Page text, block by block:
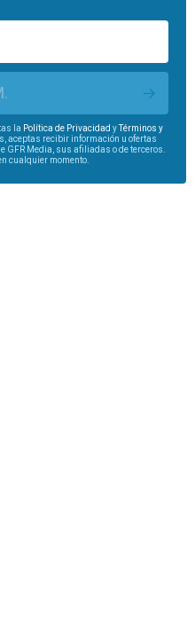
la Política de Privacidad yTérminos y
aceptas recibir información u ofertas
GFR Media, sus afiliadas o de terceros.
cualquier momento.